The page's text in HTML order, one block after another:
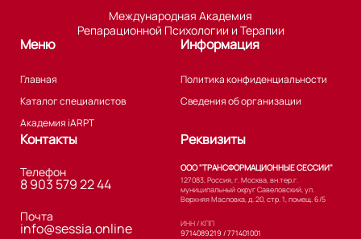
Международная Академия
Репарационной Психологии и Терапии
Меню
Главная
Каталог специалистов
Академия iARPT
Информация
Политика конфиденциальности
Сведения об организации
Контакты
Телефон
8 903 579 22 44
Почта
info@sessia.online
Реквизиты
ООО "ТРАНСФОРМАЦИОННЫЕ СЕССИИ"
127083, Россия, г. Москва, вн.тер.г.
муниципальный округ Савеловский, ул.
Верхняя Масловка, д. 20, стр. 1, помещ. 6/5
ИНН / КПП
9714089219 / 771401001